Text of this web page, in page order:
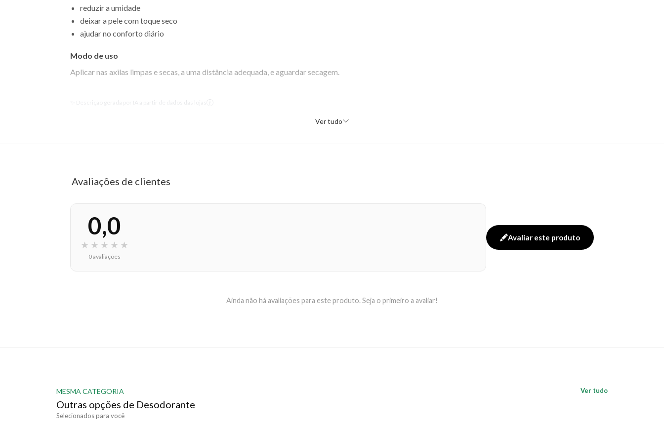
reduzir a umidade
deixar a pele com toque seco
ajudar no conforto diário
Modo de uso
Aplicar nas axilas limpas e secas, a uma distância adequada, e aguardar secagem.
✨ Descrição gerada por IA a partir de dados das lojas
Ver tudo
Avaliações de clientes
0,0
★ ★ ★ ★ ★
0 avaliações
Avaliar este produto
Ainda não há avaliações para este produto. Seja o primeiro a avaliar!
MESMA CATEGORIA
Outras opções de Desodorante
Selecionados para você
Ver tudo